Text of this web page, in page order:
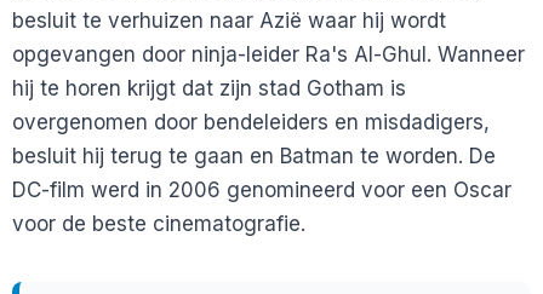
besluit te verhuizen naar Azië waar hij wordt
opgevangen door ninja-leider Ra's Al-Ghul. Wanneer
hij te horen krijgt dat zijn stad Gotham is
overgenomen door bendeleiders en misdadigers,
besluit hij terug te gaan en Batman te worden. De
DC-film werd in 2006 genomineerd voor een Oscar
voor de beste cinematografie.